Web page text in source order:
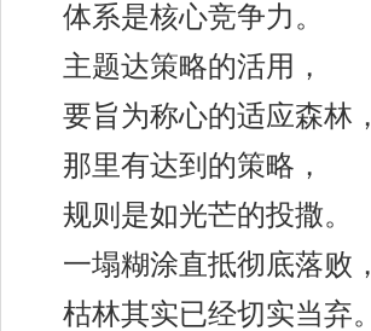
体系是核心竞争力。
主题达策略的活用，
要旨为称心的适应森林，
那里有达到的策略，
规则是如光芒的投撒。
一塌糊涂直抵彻底落败，
枯林其实已经切实当弃。